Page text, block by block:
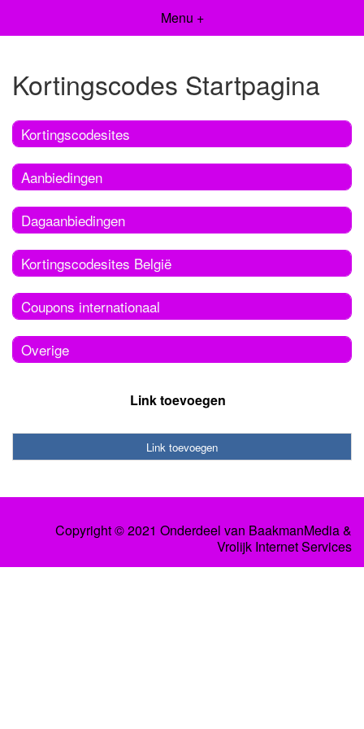
Menu +
Kortingscodes Startpagina
Kortingscodesites
Aanbiedingen
Dagaanbiedingen
Kortingscodesites België
Coupons internationaal
Overige
Link toevoegen
Link toevoegen
Copyright © 2021 Onderdeel van BaakmanMedia&
Vrolijk Internet Services